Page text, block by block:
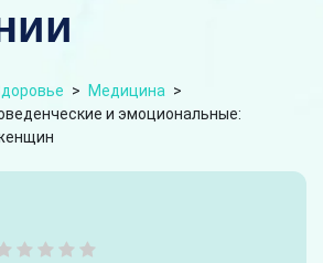
> Медицина >
и эмоциональные: